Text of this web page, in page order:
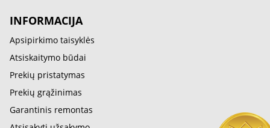
INFORMACIJA
Apsipirkimo taisyklės
Atsiskaitymo būdai
Prekių pristatymas
Prekių grąžinimas
Garantinis remontas